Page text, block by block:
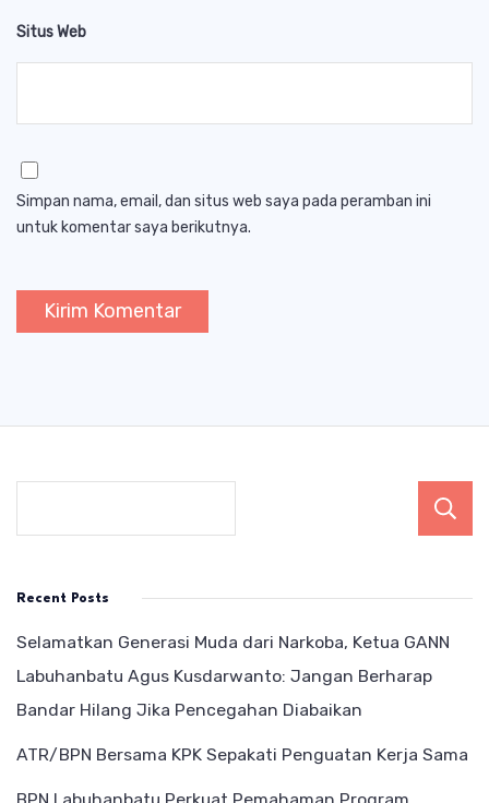
Situs Web
Simpan nama, email, dan situs web saya pada peramban ini
untuk komentar saya berikutnya.
Recent Posts
Selamatkan Generasi Muda dari Narkoba, Ketua GANN
Labuhanbatu Agus Kusdarwanto: Jangan Berharap
Bandar Hilang Jika Pencegahan Diabaikan
ATR/BPN Bersama KPK Sepakati Penguatan Kerja Sama
BPN Labuhanbatu Perkuat Pemahaman Program